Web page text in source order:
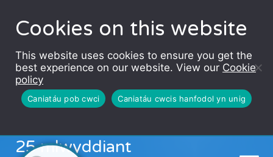
Cookies on this website
This website uses cookies to ensure you get the
best experience on our website. View our Cookie
policy
Caniatáu pob cwci Caniatáu cwcis hanfodol yn unig
25 mlwyddiant